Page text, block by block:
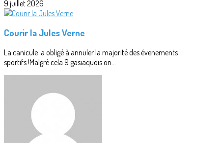
9 juillet 2026
Courir la Jules Verne
La canicule a obligé à annuler la majorité des évenements
sportifs !Malgrè cela 9 gasiaquois on...